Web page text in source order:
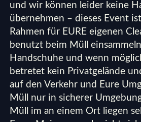
und wir können leider keine
übernehmen – dieses Event
Rahmen für EURE eigenen
benutzt beim Müll
Handschuhe und wenn
betretet kein Privatgelände
auf den Verkehr und Eure
Müll nur in sicherer
Müll im an einem Ort liegen